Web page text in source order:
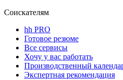
Соискателям
hh PRO
Готовое резюме
Все сервисы
Хочу у вас работать
Производственный
Экспертная рекомендация